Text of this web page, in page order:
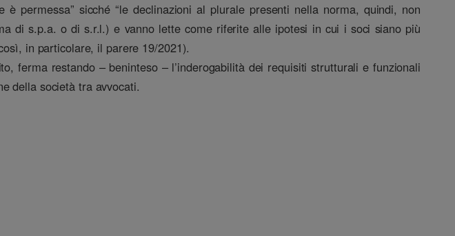
permessa” sicché “le declinazioni al plurale presenti nella norma, quindi, non
di s.p.a. o di s.r.l.) e vanno lette come riferite alle ipotesi in cui i soci siano più
in particolare, il parere 19/2021).
ferma restando – beninteso – l’inderogabilità dei requisiti strutturali e funzionali
della società tra avvocati.